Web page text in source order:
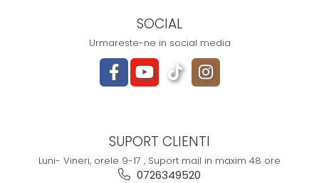
SOCIAL
Urmareste-ne in social media
SUPORT CLIENTI
Luni- Vineri, orele 9-17 , Suport mail in maxim 48 ore
0726349520